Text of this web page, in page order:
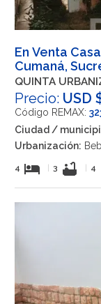
En Venta
Cumaná,
QUINTA
Precio: USD
Código REMAX:
Ciudad /
Urbanización:
4 hotel 3 bathtub 4